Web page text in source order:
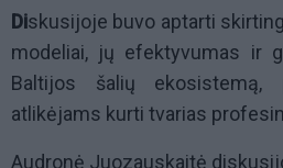
Diskusijoje buvo aptarti
modeliai, jų efektyvumas ir
Baltijos šalių ekosistemą,
atlikėjams kurti tvarias
Audronė Juozauskaitė